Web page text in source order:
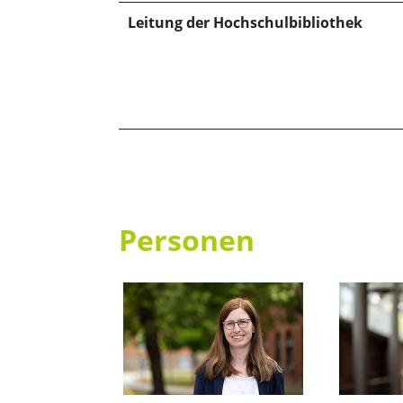
Leitung der Hochschulbibliothek
Personen